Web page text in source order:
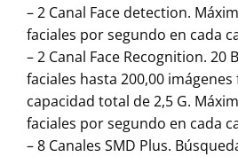
– 2 Canal Face detection.
faciales por segundo en cada
– 2 Canal Face Recognition. 20
faciales hasta 200,00
capacidad total de 2,5 G.
faciales por segundo en cada
– 8 Canales SMD Plus.